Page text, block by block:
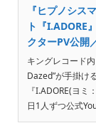
『ヒプノシス
ト『I.ADORE
クターPV公開
キングレコード内
Dazed”が手掛け
『I.ADORE(ヨ
日1人ずつ公式